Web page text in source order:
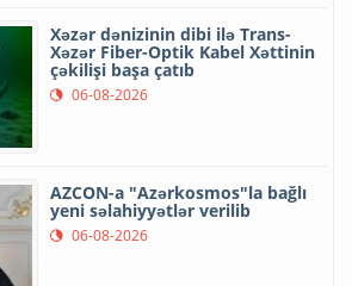
Xəzər dənizinin dibi ilə Trans-
Xəzər Fiber-Optik Kabel Xəttinin
çəkilişi başa çatıb
06-08-2026
AZCON-a "Azərkosmos"la bağlı
yeni səlahiyyətlər verilib
06-08-2026